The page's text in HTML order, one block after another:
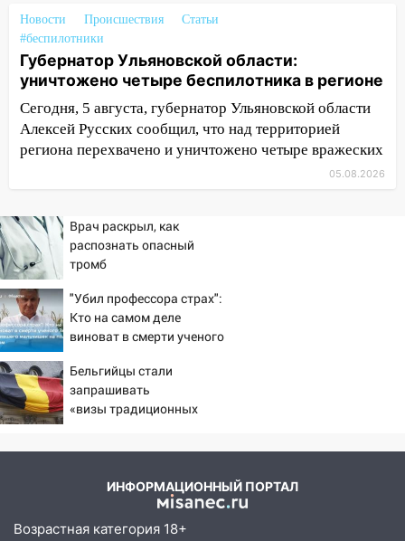
18:32
В Ульяновской области на
обновление водоснабжения направят
490 млн рублей
17:36 Прокуратура заставила
предприятие в Павловском районе
погасить долг за электричество
17:26 В парке «Прибрежный» девушка
17:04
надвигается опасная непогода: крупный
град и шквал до 25 м/с
16:00
Локомотивной и Варейкиса изменилась
схема движения
15:57
в сёла Новоспасского района:
опубликован график на август
15:54
детскую площадку привели в порядок
На Димитровградском шоссе
загорелся полигон промышленных
отходов
Новости Происшествия
Статьи
#беспилотники
Губернатор Ульяновской области:
уничтожено четыре беспилотника в регионе
Сегодня, 5 августа, губернатор Ульяновской области
Алексей Русских сообщил, что над территорией
региона перехвачено и уничтожено четыре вражеских
05.08.2026
Врач раскрыл, как
распознать опасный
тромб
"Убил профессора страх":
Кто на самом деле
виноват в смерти ученого
мальчишек на поле с
горохом
Бельгийцы стали
запрашивать
«визы традиционных
ИНФОРМАЦИОННЫЙ ПОРТАЛ
Возрастная категория 18+